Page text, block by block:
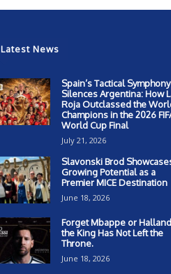
Latest News
Spain’s Tactical Symphony
Silences Argentina: How
Roja Outclassed the
Champions in the 2026
World Cup Final
July 21, 2026
Slavonski Brod
Growing Potential as a
Premier MICE Destination
June 18, 2026
Forget Mbappe or
the King Has Not Left the
Throne.
June 18, 2026